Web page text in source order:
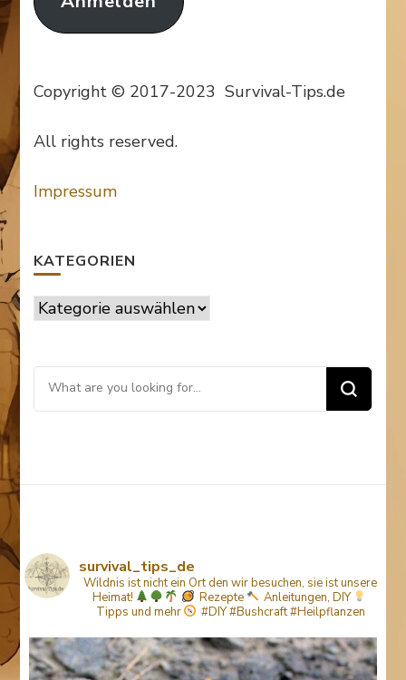
Copyright © 2017-2023 Survival-Tips.de
All rights reserved.
Impressum
KATEGORIEN
Kategorien
Looking
for
survival_tips_de
Wildnis ist nicht ein Ort den wir besuchen, sie ist unsere
Heimat!
Rezepte
Anleitungen, DIY
Tipps und mehr #DIY #Bushcraft #Heilpflanzen